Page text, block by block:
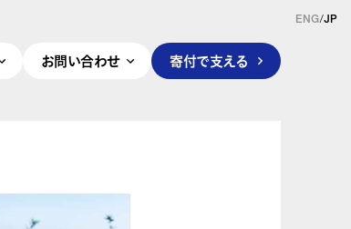
お問い合わせ 寄付で支える
ENG/JP